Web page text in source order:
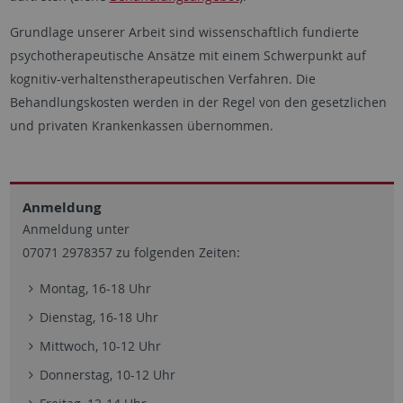
Grundlage unserer Arbeit sind wissenschaftlich fundierte
psychotherapeutische Ansätze mit einem Schwerpunkt auf
kognitiv-verhaltenstherapeutischen Verfahren. Die
Behandlungskosten werden in der Regel von den gesetzlichen
und privaten Krankenkassen übernommen.
Anmeldung
Anmeldung unter
07071 2978357 zu folgenden Zeiten:
Montag, 16-18 Uhr
Dienstag, 16-18 Uhr
Mittwoch, 10-12 Uhr
Donnerstag, 10-12 Uhr